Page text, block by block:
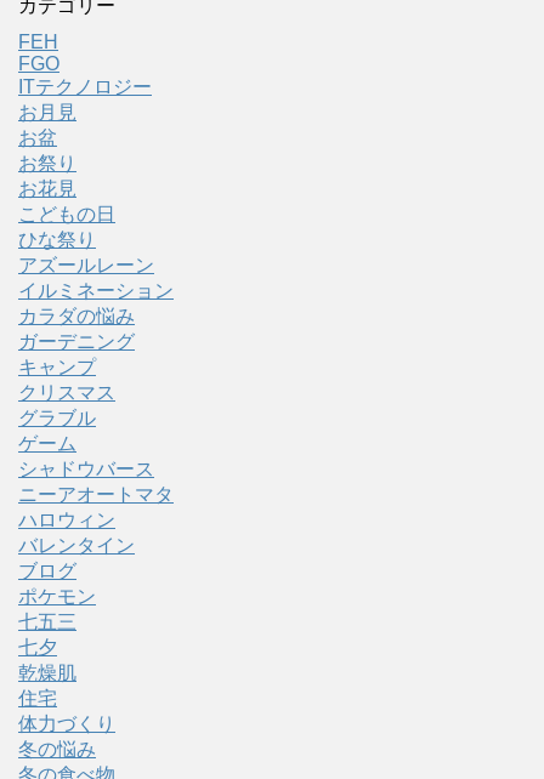
カテゴリー
FEH
FGO
ITテクノロジー
お月見
お盆
お祭り
お花見
こどもの日
ひな祭り
アズールレーン
イルミネーション
カラダの悩み
ガーデニング
キャンプ
クリスマス
グラブル
ゲーム
シャドウバース
ニーアオートマタ
ハロウィン
バレンタイン
ブログ
ポケモン
七五三
七夕
乾燥肌
住宅
体力づくり
冬の悩み